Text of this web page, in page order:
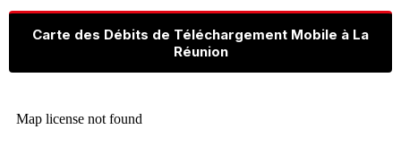
Carte des Débits de Téléchargement Mobile à La
Réunion